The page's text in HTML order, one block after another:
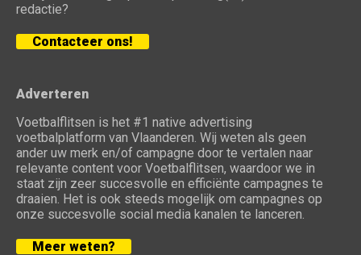
redactie?
Contacteer ons!
Adverteren
Voetbalflitsen is het #1 native advertising
voetbalplatform van Vlaanderen. Wij weten als geen
ander uw merk en/of campagne door te vertalen naar
relevante content voor Voetbalflitsen, waardoor we in
staat zijn zeer succesvolle en efficiënte campagnes te
draaien. Het is ook steeds mogelijk om campagnes op
onze succesvolle social media kanalen te lanceren.
Meer weten?